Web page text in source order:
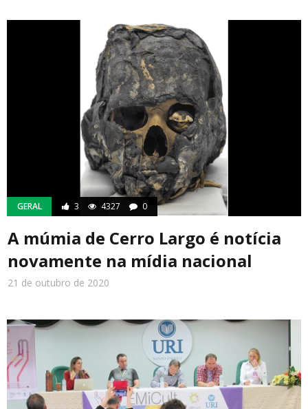
GERAL 3 4327 0
A múmia de Cerro Largo é notícia
novamente na mídia nacional
21 de outubro de 2020